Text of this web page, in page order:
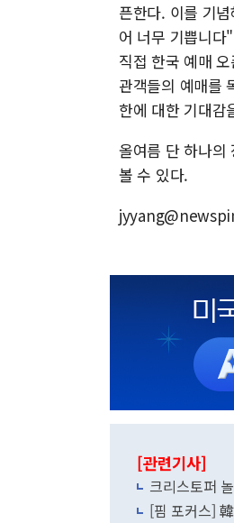
픈한다. 이를 기
어 너무 기쁩니
직접 한국 예매
관객들의 예매를
한에 대한 기대감
올여름 단 하나의
볼 수 있다.
[관련기사]
크리스토퍼
[핌 포커스]